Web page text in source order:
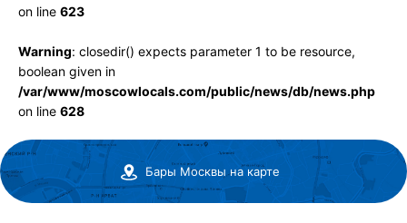
on line 623
Warning: closedir() expects parameter 1 to be resource,
boolean given in
/var/www/moscowlocals.com/public/news/db/news.php
on line 628
Бары Москвы на карте